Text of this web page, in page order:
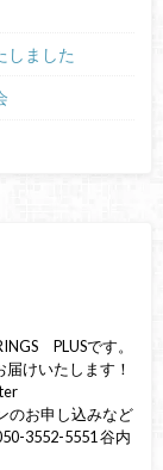
しました
PLUSです。
けいたします！
のお申し込みなど
3552-5551 谷内